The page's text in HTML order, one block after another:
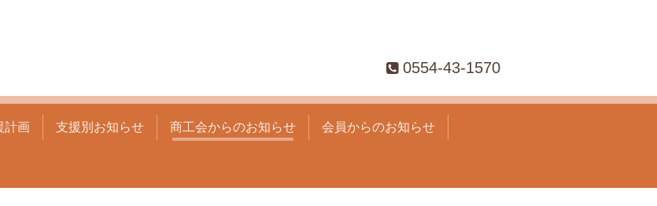
0554-43-1570
計画 支援別お知らせ 商工会からのお知らせ 会員からのお知らせ